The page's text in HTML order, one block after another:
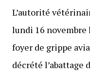
L’autorité
lundi 16 novembre
foyer de grippe
décrété l’abattage